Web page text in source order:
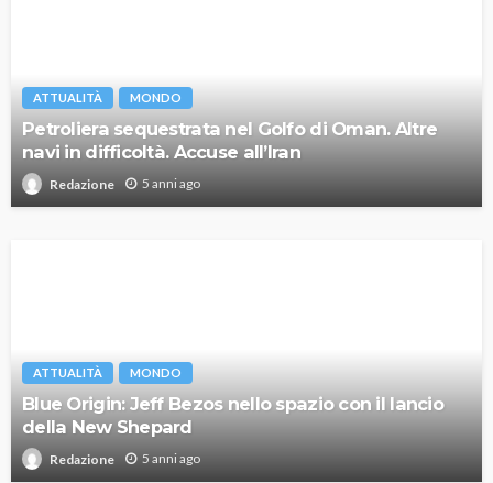
ATTUALITÀ MONDO
Petroliera sequestrata nel Golfo di Oman. Altre
navi in difficoltà. Accuse all’Iran
Redazione 5 anni ago
ATTUALITÀ MONDO
Blue Origin: Jeff Bezos nello spazio con il lancio
della New Shepard
Redazione 5 anni ago